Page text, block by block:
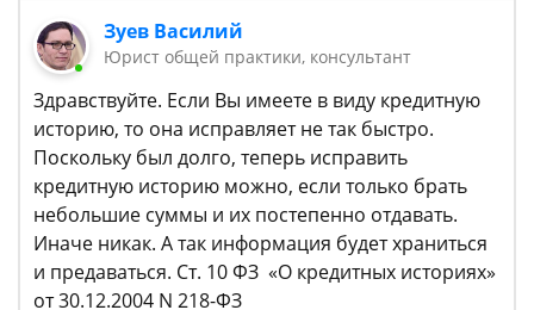
Зуев Василий
Юрист общей практики, консультант
Здравствуйте. Если Вы имеете в виду кредитную
историю, то она исправляет не так быстро.
Поскольку был долго, теперь исправить
кредитную историю можно, если только брать
небольшие суммы и их постепенно отдавать.
Иначе никак. А так информация будет храниться
и предаваться. Ст. 10 ФЗ «О кредитных историях»
от 30.12.2004 N 218-ФЗ